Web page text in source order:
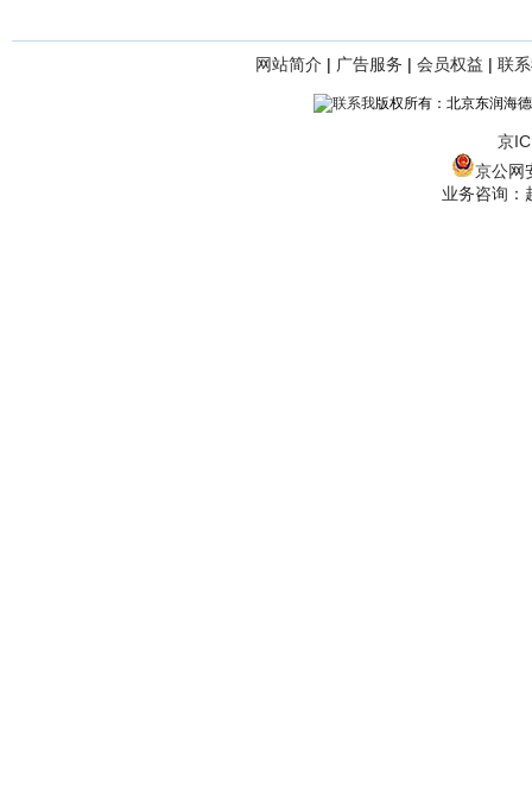
网站简介 | 广告服务 | 会员权益 | 联
版权所有：北京东润海
京
京公网
业务咨询：